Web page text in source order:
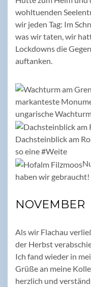
wohltuenden
wir jeden Tag: Im
was wir taten, wir
Lockdowns die
auftanken.
markanteste
ungarische
Dachsteinblick am
so eine #Weite
haben wir gebraucht!
NOVEMBER
Als wir Flachau
der Herbst
Ich fand wieder in
Grüße an meine
herzlich und